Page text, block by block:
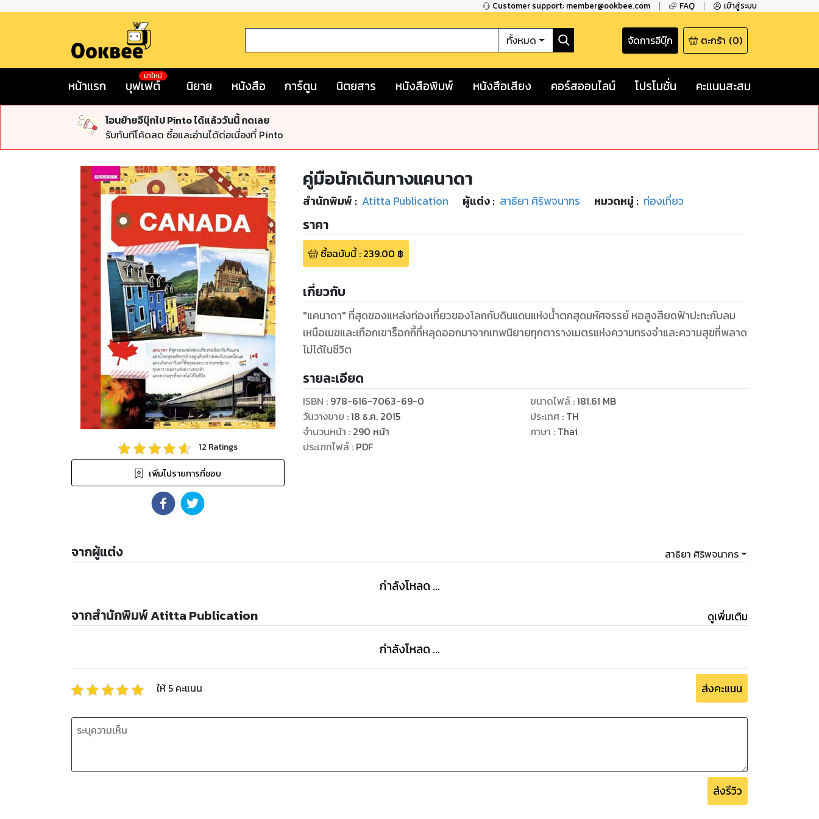
Customer support: member@ookbee.com FAQ เข้าสู่ระบบ
ทั้งหมด จัดการอีบุ๊ก ตะกร้า (0)
หน้าแรก บุฟเฟต์
มาใหม่
นิยาย หนังสือ การ์ตูน นิตยสาร หนังสือพิมพ์ หนังสือเสียง คอร์สออนไลน์ โปรโมชั่น คะแนนสะสม
โอนย้ายอีบุ๊กไป Pinto ได้แล้ววันนี้ กดเลย
รับทันทีโค้ดลด ซื้อและอ่านได้ต่อเนื่องที่ Pinto
12 Ratings
เพิ่มไปรายการที่ชอบ
คู่มือนักเดินทางแคนาดา
สำนักพิมพ์ : Atitta Publication ผู้แต่ง : สาธิยา ศิริพจนากร หมวดหมู่ : ท่องเที่ยว
ราคา
ซื้อฉบับนี้: 239.00 ฿
เกี่ยวกับ
"แคนาดา" ที่สุดของแหล่งท่องเที่ยวของโลกกับดินแดนแห่งน้ำตกสุดมหัศจรรย์ หอสูงสียดฟ้าปะทะกับลม
เหนือเมฆและเทือกเขาร็อกกี้ที่หลุดออกมาจากเทพนิยายทุกตารางเมตรแห่งความทรงจำและความสุขที่พลาด
ไม่ได้ในชีวิต
รายละเอียด
ISBN : 978-616-7063-69-0
วันวางขาย :18 ธ.ค. 2015
จำนวนหน้า : 290 หน้า
ประเภทไฟล์: PDF
ขนาดไฟล์:181.61 MB
ประเทศ : TH
ภาษา : Thai
จากผู้แต่ง สาธิยา ศิริพจนากร
กำลังโหลด ...
จากสำนักพิมพ์ Atitta Publication ดูเพิ่มเติม
กำลังโหลด ...
ให้ 5 คะแนน ส่งคะแนน
ส่งรีวิว